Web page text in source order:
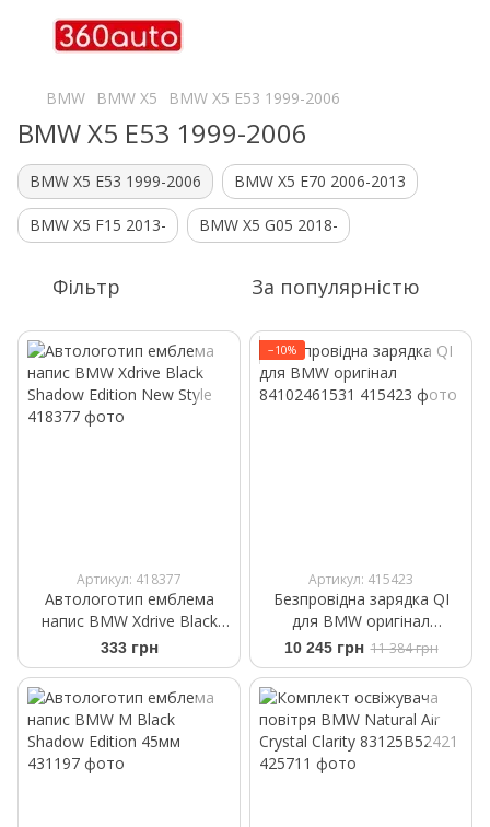
BMW BMW X5 BMW X5 E53 1999-2006
BMW X5 E53 1999-2006
BMW X5 E53 1999-2006 BMW X5 E70 2006-2013
BMW X5 F15 2013- BMW X5 G05 2018-
Фільтр За популярністю
Артикул: 418377
Автологотип емблема
напис BMW Xdrive Black
Shadow Edition New Style
333 грн
−10%
Артикул: 415423
Безпровідна зарядка QI
для BMW оригінал
84102461531
10 245 грн 11 384 грн